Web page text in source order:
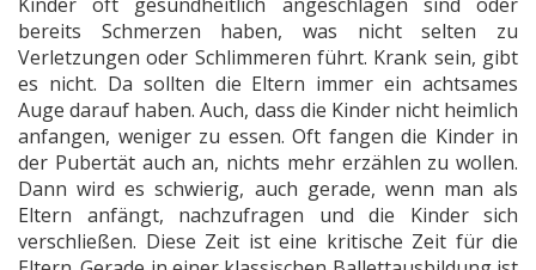
bereits Schmerzen haben, was nicht selten zu
Verletzungen oder Schlimmeren führt. Krank sein, gibt
es nicht. Da sollten die Eltern immer ein achtsames
Auge darauf haben. Auch, dass die Kinder nicht heimlich
anfangen, weniger zu essen. Oft fangen die Kinder in
der Pubertät auch an, nichts mehr erzählen zu wollen.
Dann wird es schwierig, auch gerade, wenn man als
Eltern anfängt, nachzufragen und die Kinder sich
verschließen. Diese Zeit ist eine kritische Zeit für die